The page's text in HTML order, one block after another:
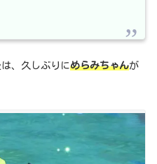
、久しぶりにめらみちゃんが